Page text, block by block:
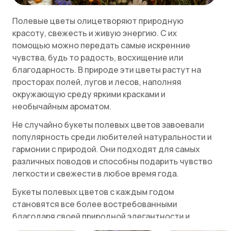
Полевые цветы олицетворяют природную
красоту, свежесть и живую энергию. С их
помощью можно передать самые искренние
чувства, будь то радость, восхищение или
благодарность. В природе эти цветы растут на
просторах полей, лугов и лесов, наполняя
окружающую среду яркими красками и
необычайным ароматом.
Не случайно букеты полевых цветов завоевали
популярность среди любителей натуральности и
гармонии с природой. Они подходят для самых
различных поводов и способны подарить чувство
легкости и свежести в любое время года.
Букеты полевых цветов с каждым годом
становятся все более востребованными
благодаря своей природной элегантности и
возможности создания уникальных,